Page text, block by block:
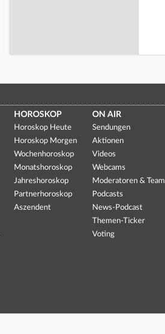
HOROSKOP
Horoskop Heute
Horoskop Morgen
Wochenhoroskop
Monatshoroskop
Jahreshoroskop
Partnerhoroskop
Aszendent
ON AIR
Sendungen
Aktionen
Videos
Webcams
Moderatoren & Team
Podcasts
News-Podcast
Themen-Ticker
Voting